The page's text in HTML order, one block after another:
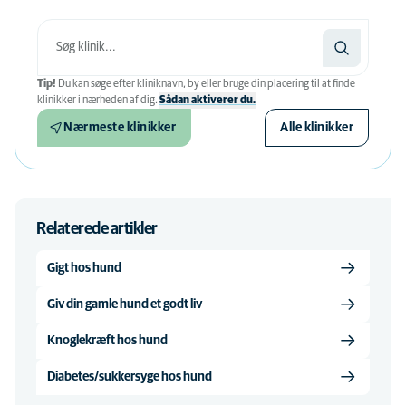
Tip! Du kan søge efter kliniknavn, by eller bruge din placering til at finde
klinikker i nærheden af ​​dig. Sådan aktiverer du.
Nærmeste klinikker Alle klinikker
Relaterede artikler
Gigt hos hund
Giv din gamle hund et godt liv
Knoglekræft hos hund
Diabetes/sukkersyge hos hund